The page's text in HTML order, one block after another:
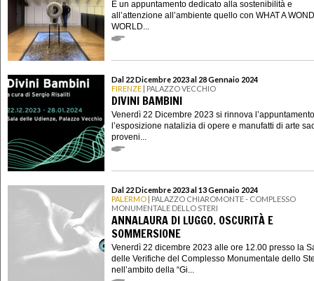
È un appuntamento dedicato alla sostenibilità e
all’attenzione all’ambiente quello con WHAT A
WORLD...
Dal 22 Dicembre 2023 al 28 Gennaio 2024
FIRENZE | PALAZZO VECCHIO
DIVINI BAMBINI
Venerdì 22 Dicembre 2023 si rinnova
l’esposizione natalizia di opere e manufatti di arte
proveni...
Dal 22 Dicembre 2023 al 13 Gennaio 2024
PALERMO | PALAZZO CHIAROMONTE - COMPLESSO
MONUMENTALE DELLO STERI
ANNALAURA DI LUGGO. OSCURITÀ E
SOMMERSIONE
Venerdì 22 dicembre 2023 alle ore 12.00 presso la
delle Verifiche del Complesso Monumentale dello
nell’ambito della “Gi...